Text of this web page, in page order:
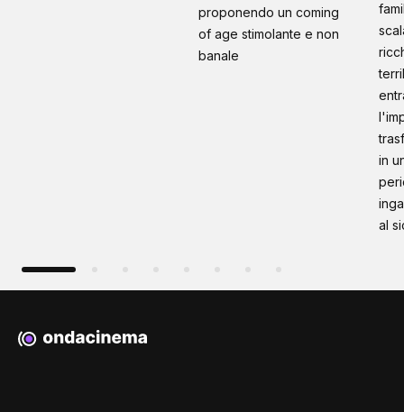
proponendo un coming
of age stimolante e non
banale
in
al